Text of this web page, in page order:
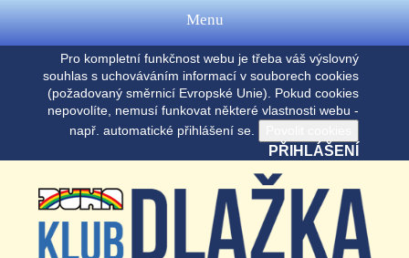
Pro kompletní funkčnost webu je třeba váš výslovný
souhlas s uchováváním informací v souborech cookies
(požadovaný směrnicí Evropské Unie). Pokud cookies
nepovolíte, nemusí funkovat některé vlastnosti webu -
např. automatické přihlášení se.
PŘIHLÁŠENÍ